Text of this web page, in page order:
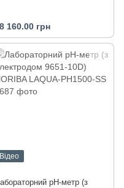
160.00 грн
Відео
pH-метр (з